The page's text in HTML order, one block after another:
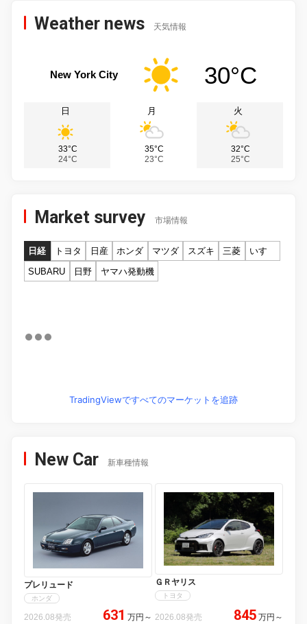
Weather news 天気情報
New York City 30°C
日
33°C
24°C
月
35°C
23°C
火
32°C
25°C
Market survey 市場情報
日経 トヨタ 日産 ホンダ マツダ スズキ 三菱
いすゞ
SUBARU
日野 ヤマハ発動機
TradingViewですべてのマーケットを追跡
New Car 新車種情報
プレリュード
ホンダ
2026.08発売 631 万円 ～
ＧＲヤリス
トヨタ
2026.08発売 845 万円 ～